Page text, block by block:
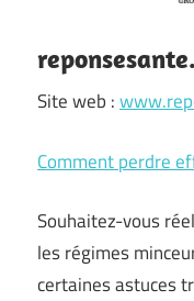
Site web :
Comment perdre
Souhaitez-vous
les régimes
certaines astuces